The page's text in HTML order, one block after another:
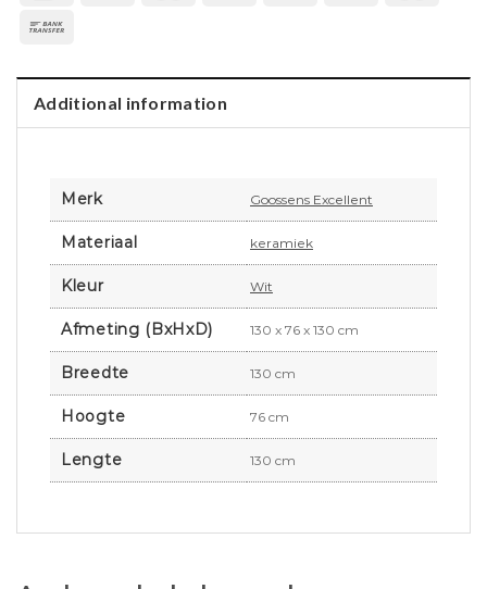
Additional information
Merk Goossens Excellent
Materiaal keramiek
Kleur Wit
Afmeting (BxHxD) 130 x 76 x 130 cm
Breedte 130 cm
Hoogte 76 cm
Lengte 130 cm